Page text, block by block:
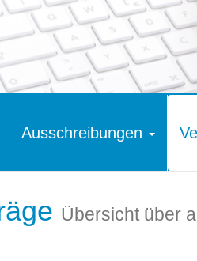
Ausschreibungen
Übersicht über